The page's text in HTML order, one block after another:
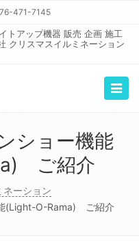
471-7145
トアップ機器 販売 企画 施工
クリスマスイルミネーション
ショー機能
ご紹介
ネーション
(Light-O-Rama) ご紹介